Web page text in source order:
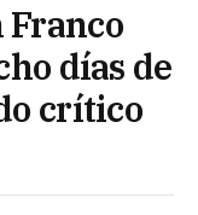
Franco
días de
crítico